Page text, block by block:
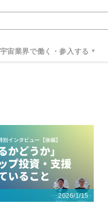
宇宙業界で働く・参入する
2026/1/15